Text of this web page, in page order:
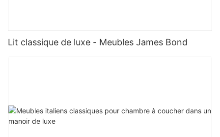
Lit classique de luxe - Meubles James Bond